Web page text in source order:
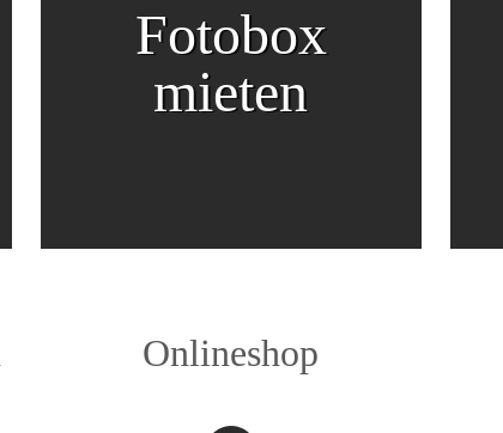
Fotobox
mieten
Onlineshop